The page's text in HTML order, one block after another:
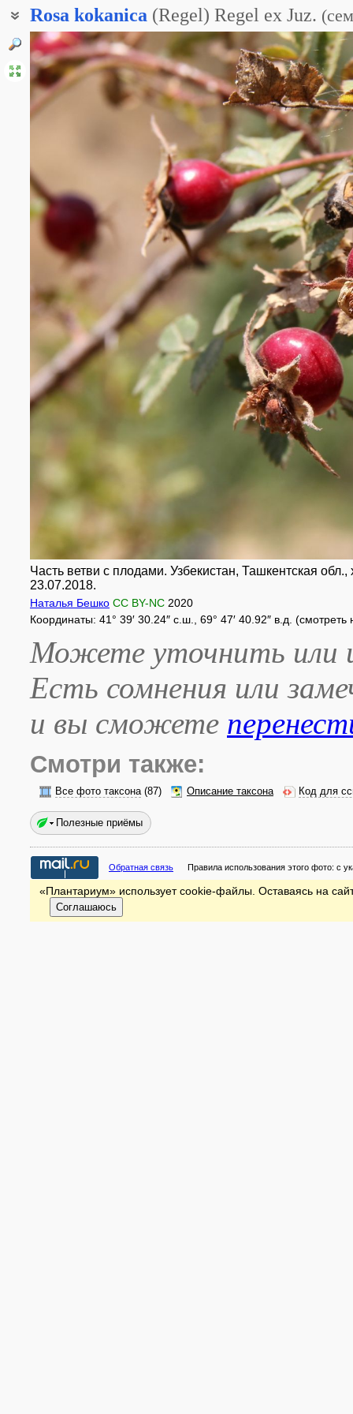
Rosa kokanica (Regel) Regel ex Juz. (
Роза кокандская
Часть ветви с плодами. Узбекистан, Ташкентская
23.07.2018.
Наталья Бешко CC BY-NC 2020
Координаты: 41° 39′ 30.24″ с.ш., 69° 47′ 40.92″ в.д. (смотреть
Можете уточнить или
Есть сомнения или
и вы сможете
Смотри также:
Все фото таксона(87) Описание таксона Код для
Полезные приёмы
Обратная связь Правила использования этого фото: с
«Плантариум» использует cookie-файлы. Оставаясь на
Соглашаюсь